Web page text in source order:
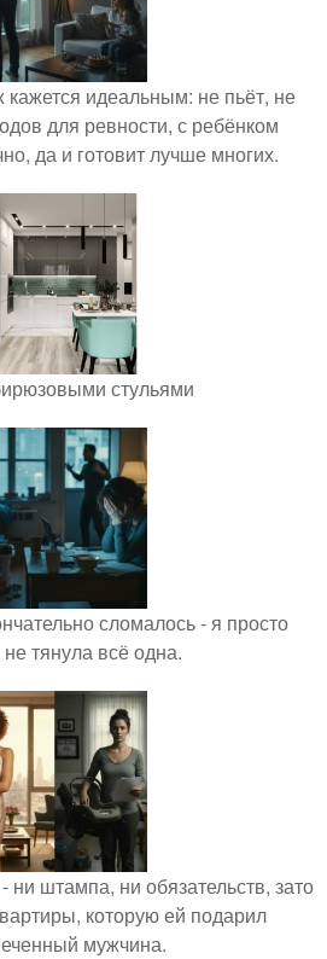
идеальным: не пьёт, не
для ревности, с ребёнком
да и готовит лучше многих.
стульями
сломалось - я просто
тянула всё одна.
ни штампа, ни обязательств, зато
которую ей подарил
мужчина.